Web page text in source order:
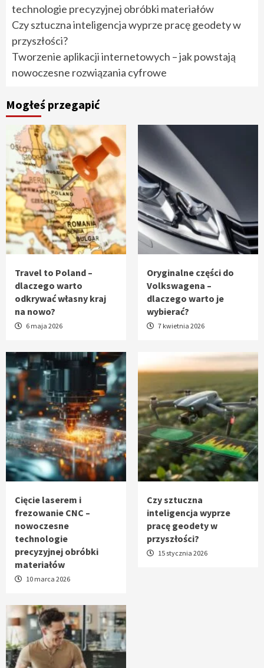
technologie precyzyjnej obróbki materiałów
Czy sztuczna inteligencja wyprze pracę geodety w
przyszłości?
Tworzenie aplikacji internetowych – jak powstają
nowoczesne rozwiązania cyfrowe
Mogłeś przegapić
Travel to Poland –
dlaczego warto
odkrywać własny kraj
na nowo?
6 maja 2026
Oryginalne części do
Volkswagena –
dlaczego warto je
wybierać?
7 kwietnia 2026
Cięcie laserem i
frezowanie CNC –
nowoczesne
technologie
precyzyjnej obróbki
materiałów
10 marca 2026
Czy sztuczna
inteligencja wyprze
pracę geodety w
przyszłości?
15 stycznia 2026